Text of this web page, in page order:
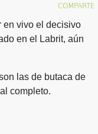
en vivo el decisivo
en el Labrit, aún
las de butaca de
completo.